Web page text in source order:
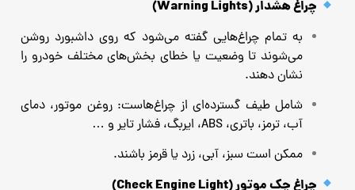
چراغ هشدار (Warning Lights)
به تمام چراغ‌هایی گفته می‌شود که روی داشبورد روشن
می‌شوند تا وضعیت یا خطای بخش‌های مختلف خودرو را
نشان دهند.
شامل طیف گسترده‌ای از چراغ‌هاست: روغن موتور، دمای
آب، ترمز، باتری، ABS، ایربگ، فشار تایر و …
ممکن است سبز، آبی، زرد یا قرمز باشند.
چراغ چک موتور (Check Engine Light)